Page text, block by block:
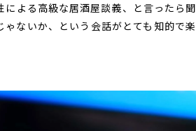
よる高級な居酒屋談義、と言ったら聞
ないか、という会話がとても知的で楽